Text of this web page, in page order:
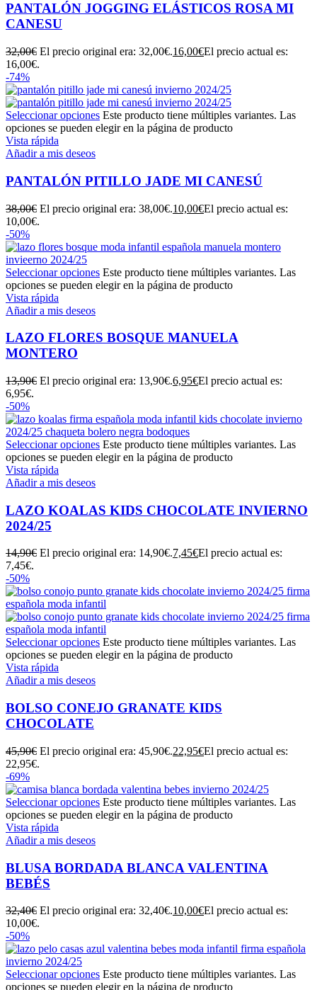
PANTALÓN JOGGING ELÁSTICOS ROSA MI
CANESU
32,00€ El precio original era: 32,00€.16,00€El precio actual es:
16,00€.
-74%
Seleccionar opciones Este producto tiene múltiples variantes. Las
opciones se pueden elegir en la página de producto
Vista rápida
Añadir a mis deseos
PANTALÓN PITILLO JADE MI CANESÚ
38,00€ El precio original era: 38,00€.10,00€El precio actual es:
10,00€.
-50%
Seleccionar opciones Este producto tiene múltiples variantes. Las
opciones se pueden elegir en la página de producto
Vista rápida
Añadir a mis deseos
LAZO FLORES BOSQUE MANUELA
MONTERO
13,90€ El precio original era: 13,90€.6,95€El precio actual es:
6,95€.
-50%
Seleccionar opciones Este producto tiene múltiples variantes. Las
opciones se pueden elegir en la página de producto
Vista rápida
Añadir a mis deseos
LAZO KOALAS KIDS CHOCOLATE INVIERNO
2024/25
14,90€ El precio original era: 14,90€.7,45€El precio actual es:
7,45€.
-50%
Seleccionar opciones Este producto tiene múltiples variantes. Las
opciones se pueden elegir en la página de producto
Vista rápida
Añadir a mis deseos
BOLSO CONEJO GRANATE KIDS
CHOCOLATE
45,90€ El precio original era: 45,90€.22,95€El precio actual es:
22,95€.
-69%
Seleccionar opciones Este producto tiene múltiples variantes. Las
opciones se pueden elegir en la página de producto
Vista rápida
Añadir a mis deseos
BLUSA BORDADA BLANCA VALENTINA
BEBÉS
32,40€ El precio original era: 32,40€.10,00€El precio actual es:
10,00€.
-50%
Seleccionar opciones Este producto tiene múltiples variantes. Las
opciones se pueden elegir en la página de producto